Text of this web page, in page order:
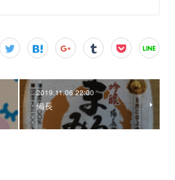
2019.11.06 22:00
備長